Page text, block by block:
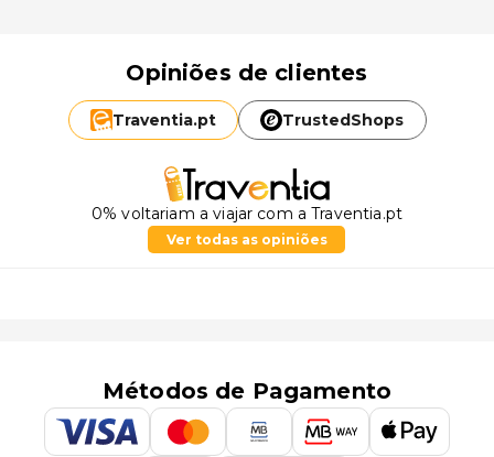
Opiniões de clientes
Traventia.pt TrustedShops
0% voltariam a viajar com a Traventia.pt
Ver todas as opiniões
Métodos de Pagamento